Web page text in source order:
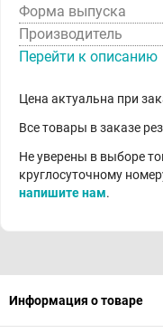
Форма выпуска
Производитель
Перейти к описанию
Цена актуальна при
Все товары в заказе
Не уверены в выборе
круглосуточному
напишите нам.
Информация о товаре